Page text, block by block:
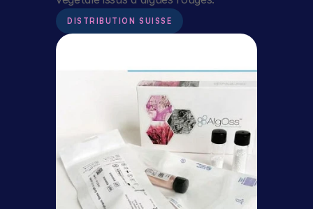
DISTRIBUTION SUISSE